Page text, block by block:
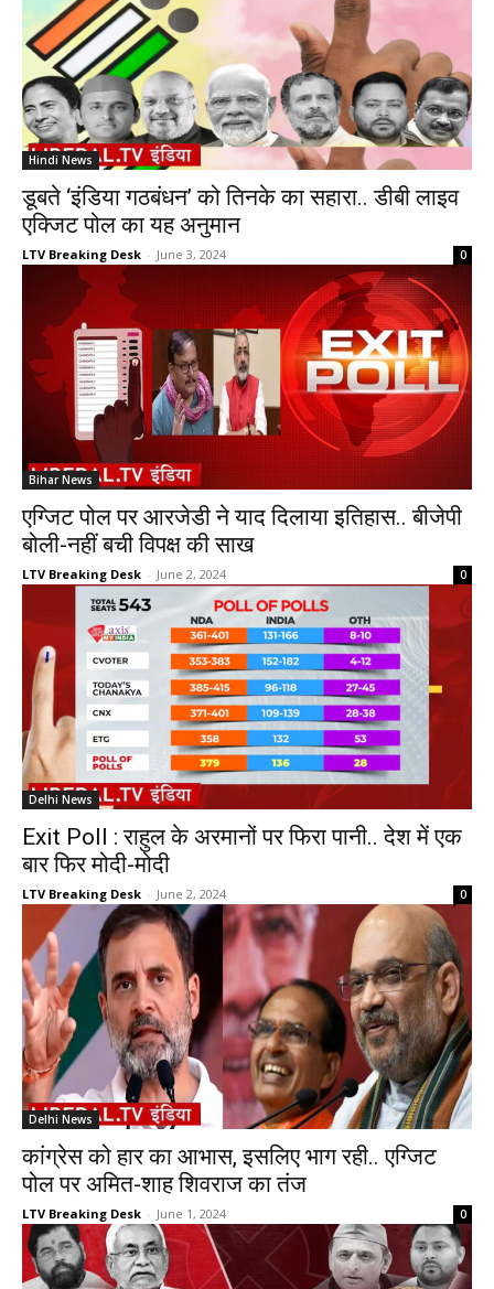
Hindi News
डूबते ‘इंडिया गठबंधन’ को तिनके का सहारा.. डीबी लाइव
एक्जिट पोल का यह अनुमान
LTV Breaking Desk - June 3, 2024 0
Bihar News
एग्जिट पोल पर आरजेडी ने याद दिलाया इतिहास.. बीजेपी
बोली-नहीं बची विपक्ष की साख
LTV Breaking Desk - June 2, 2024 0
Delhi News
Exit Poll : राहुल के अरमानों पर फिरा पानी.. देश में एक
बार फिर मोदी-मोदी
LTV Breaking Desk - June 2, 2024 0
Delhi News
कांग्रेस को हार का आभास, इसलिए भाग रही.. एग्जिट
पोल पर अमित-शाह शिवराज का तंज
LTV Breaking Desk - June 1, 2024 0